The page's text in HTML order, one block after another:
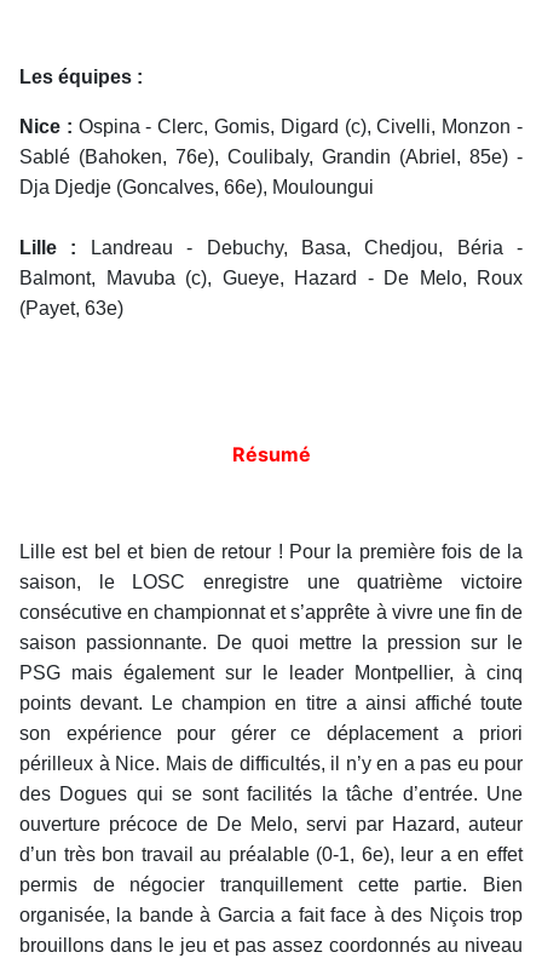
Les équipes :
Nice : Ospina - Clerc, Gomis, Digard (c), Civelli, Monzon -
Sablé (Bahoken, 76e), Coulibaly, Grandin (Abriel, 85e) -
Dja Djedje (Goncalves, 66e), Mouloungui
Lille : Landreau - Debuchy, Basa, Chedjou, Béria -
Balmont, Mavuba (c), Gueye, Hazard - De Melo, Roux
(Payet, 63e)
Résumé
Lille est bel et bien de retour ! Pour la première fois de la
saison, le LOSC enregistre une quatrième victoire
consécutive en championnat et s’apprête à vivre une fin de
saison passionnante. De quoi mettre la pression sur le
PSG mais également sur le leader Montpellier, à cinq
points devant. Le champion en titre a ainsi affiché toute
son expérience pour gérer ce déplacement a priori
périlleux à Nice. Mais de difficultés, il n’y en a pas eu pour
des Dogues qui se sont facilités la tâche d’entrée. Une
ouverture précoce de De Melo, servi par Hazard, auteur
d’un très bon travail au préalable (0-1, 6e), leur a en effet
permis de négocier tranquillement cette partie. Bien
organisée, la bande à Garcia a fait face à des Niçois trop
brouillons dans le jeu et pas assez coordonnés au niveau